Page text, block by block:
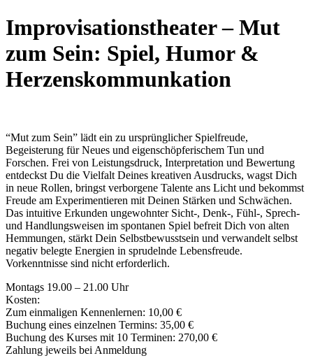
Improvisationstheater – Mut
zum Sein: Spiel, Humor &
Herzenskommunkation
“Mut zum Sein” lädt ein zu ursprünglicher Spielfreude,
Begeisterung für Neues und eigenschöpferischem Tun und
Forschen. Frei von Leistungsdruck, Interpretation und Bewertung
entdeckst Du die Vielfalt Deines kreativen Ausdrucks, wagst Dich
in neue Rollen, bringst verborgene Talente ans Licht und bekommst
Freude am Experimentieren mit Deinen Stärken und Schwächen.
Das intuitive Erkunden ungewohnter Sicht-, Denk-, Fühl-, Sprech-
und Handlungsweisen im spontanen Spiel befreit Dich von alten
Hemmungen, stärkt Dein Selbstbewusstsein und verwandelt selbst
negativ belegte Energien in sprudelnde Lebensfreude.
Vorkenntnisse sind nicht erforderlich.
Montags 19.00 – 21.00 Uhr
Kosten:
Zum einmaligen Kennenlernen: 10,00 €
Buchung eines einzelnen Termins: 35,00 €
Buchung des Kurses mit 10 Terminen: 270,00 €
Zahlung jeweils bei Anmeldung